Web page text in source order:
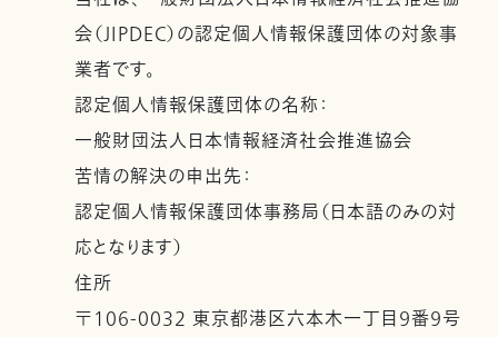
会（JIPDEC）の認定個人情報保護団体の対象事
業者です。
認定個人情報保護団体の名称：
一般財団法人日本情報経済社会推進協会
苦情の解決の申出先：
認定個人情報保護団体事務局（日本語のみの対
応となります）
住所
〒106-0032 東京都港区六本木一丁目９番９号